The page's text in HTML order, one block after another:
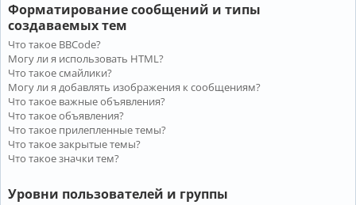
Форматирование сообщений и типы
создаваемых тем
Что такое BBCode?
Могу ли я использовать HTML?
Что такое смайлики?
Могу ли я добавлять изображения к сообщениям?
Что такое важные объявления?
Что такое объявления?
Что такое прилепленные темы?
Что такое закрытые темы?
Что такое значки тем?
Уровни пользователей и группы